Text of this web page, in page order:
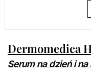
Dermomedica
Serum na dzień i